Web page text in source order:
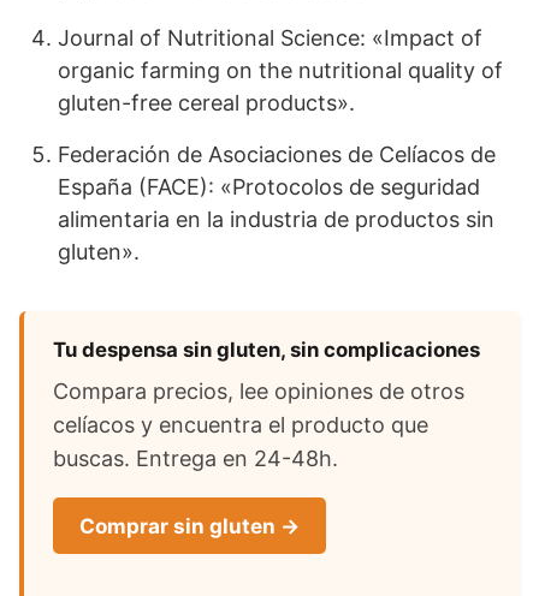
Journal of Nutritional Science: «Impact of
organic farming on the nutritional quality of
gluten-free cereal products».
Federación de Asociaciones de Celíacos de
España (FACE): «Protocolos de seguridad
alimentaria en la industria de productos sin
gluten».
Tu despensa sin gluten, sin complicaciones
Compara precios, lee opiniones de otros
celíacos y encuentra el producto que
buscas. Entrega en 24-48h.
Comprar sin gluten →